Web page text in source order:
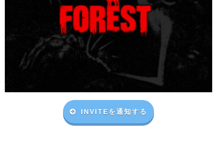
INVITEを通知する